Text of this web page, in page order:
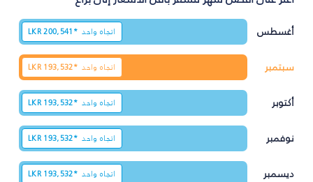
أغسطس اتجاه واحد LKR200,541*
سبتمبر اتجاه واحد LKR 193,532*
أكتوبر اتجاه واحد LKR 193,532*
نوفمبر اتجاه واحد LKR 193,532*
ديسمبر اتجاه واحد LKR 193,532*